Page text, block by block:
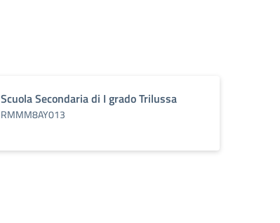
Scuola Secondaria di I grado Trilussa
RMMM8AY013